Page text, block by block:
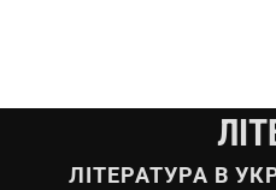
ЛІТЕРАТУРА В